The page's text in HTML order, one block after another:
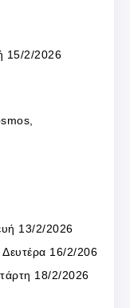
15/2/2026
13/2/2026
16/2/206
18/2/2026